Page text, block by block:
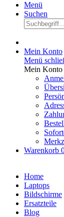
Menü
Suchen
Mein Konto
Menü
Mein Konto
Warenkorb
Home
Laptops
Bildschirme
Ersatzteile
Blog